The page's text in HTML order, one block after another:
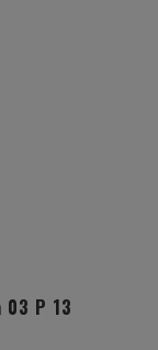
03 P 13